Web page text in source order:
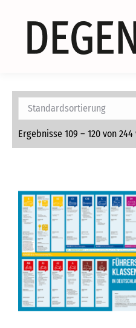
Ergebnisse 109 – 120 von